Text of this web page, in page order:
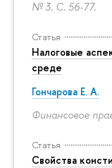
№ 3. С. 56-77.
Статья
Налоговые
среде
Гончарова Е. А.
Финансовое
Статья
Свойства